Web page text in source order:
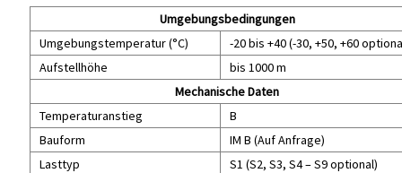
Umgebungsbedingungen
Umgebungstemperatur (°C)
-20 bis +40 (-30, +50, +60
Aufstellhöhe
bis 1000 m
Mechanische Daten
Temperaturanstieg
B
Bauform
IM B (Auf Anfrage)
Lasttyp
S1 (S2, S3, S4 – S9 optional)